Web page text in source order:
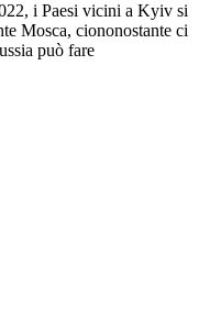
i Paesi vicini a Kyiv si
Mosca, ciononostante ci
può fare